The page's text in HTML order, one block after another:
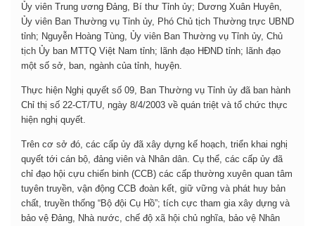
Ủy viên Trung ương Đảng, Bí thư Tỉnh ủy; Dương Xuân Huyên,
Ủy viên Ban Thường vụ Tỉnh ủy, Phó Chủ tịch Thường trực UBND
tỉnh; Nguyễn Hoàng Tùng, Ủy viên Ban Thường vụ Tỉnh ủy, Chủ
tịch Ủy ban MTTQ Việt Nam tỉnh; lãnh đạo HĐND tỉnh; lãnh đạo
một số sở, ban, ngành của tỉnh, huyện.
Thực hiện Nghị quyết số 09, Ban Thường vụ Tỉnh ủy đã ban hành
Chỉ thị số 22-CT/TU, ngày 8/4/2003 về quán triệt và tổ chức thực
hiện nghị quyết.
Trên cơ sở đó, các cấp ủy đã xây dựng kế hoạch, triển khai nghị
quyết tới cán bộ, đảng viên và Nhân dân. Cụ thể, các cấp ủy đã
chỉ đạo hội cựu chiến binh (CCB) các cấp thường xuyên quan tâm
tuyên truyền, vận động CCB đoàn kết, giữ vững và phát huy bản
chất, truyền thống “Bộ đội Cụ Hồ”; tích cực tham gia xây dựng và
bảo vệ Đảng, Nhà nước, chế độ xã hội chủ nghĩa, bảo vệ Nhân